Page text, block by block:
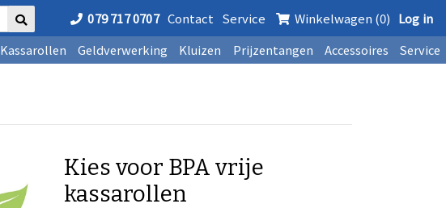
079 717 0707 Contact Service Winkelwagen (0) Log in
Kassarollen Geldverwerking Kluizen Prijzentangen Accessoires Service
Kies voor BPA vrije
kassarollen